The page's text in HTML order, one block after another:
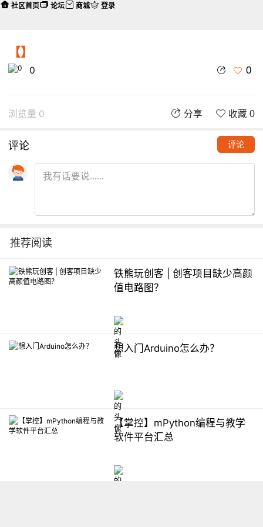
【】
0 0
浏览量 0 分享 收藏 0
评论 评论
推荐阅读
铁熊玩创客 | 创客项目缺少高颜
值电路图？
想入门Arduino怎么办？
【掌控】mPython编程与教学
软件平台汇总
社区首页 论坛 商城 登录